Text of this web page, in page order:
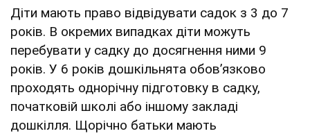
Діти мають право відвідувати садок з 3 до 7
років. В окремих випадках діти можуть
перебувати у садку до досягнення ними 9
років. У 6 років дошкільнята обовʼязково
проходять однорічну підготовку в садку,
початковій школі або іншому закладі
дошкілля. Щорічно батьки мають